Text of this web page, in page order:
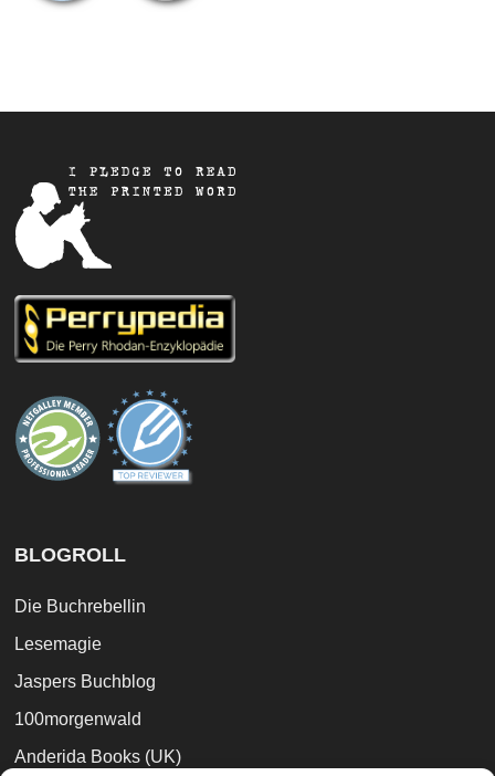
BLOGROLL
Die Buchrebellin
Lesemagie
Jaspers Buchblog
100morgenwald
Anderida Books (UK)